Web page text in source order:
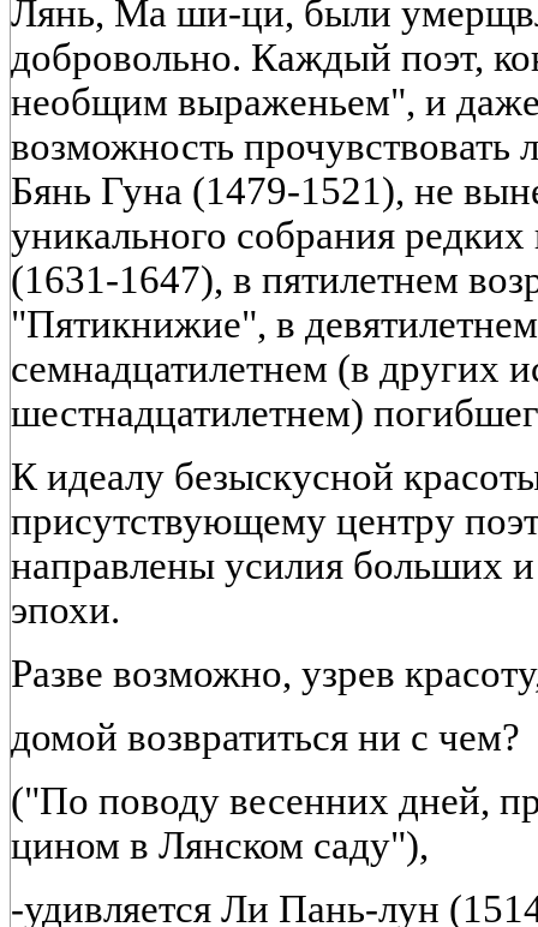
Лянь, Ма ши-ци, были
добровольно. Каждый поэт,
необщим выраженьем", и
возможность прочувствовать
Бянь Гуна (1479-1521), не
уникального собрания
(1631-1647), в пятилетнем
"Пятикнижие", в
семнадцатилетнем (в других
шестнадцатилетнем)
К идеалу безыскусной
присутствующему центру
направлены усилия больших
эпохи.
Разве возможно, узрев
домой возвратиться ни с чем?
("По поводу весенних дней,
цином в Лянском саду"),
-удивляется Ли Пань-лун